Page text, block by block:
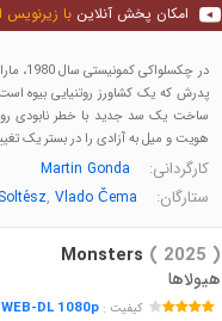
امکان پخش آنلاین با زیرنویس
در
پدرش که یک کشاورز روتنیایی بیوه
ساخت یک سد جدید با خطر نابودی
هویت و میل به آزادی را در بستر یک
کارگردانی: Martin Gonda
ستارگان: , Vlado Čema
Monsters ( 2025 )
هیولاها
کیفیت :WEB-DL 1080p